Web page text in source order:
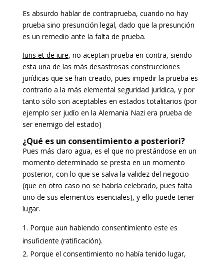
Es absurdo hablar de contraprueba, cuando no hay
prueba sino presunción legal, dado que la presunción
es un remedio ante la falta de prueba.
Iuris et de iure, no aceptan prueba en contra, siendo
esta una de las más desastrosas construcciones
jurídicas que se han creado, pues impedir la prueba es
contrario a la más elemental seguridad jurídica, y por
tanto sólo son aceptables en estados totalitarios (por
ejemplo ser judío en la Alemania Nazi era prueba de
ser enemigo del estado)
¿Qué es un consentimiento a posteriori?
Pues más claro agua, es el que no prestándose en un
momento determinado se presta en un momento
posterior, con lo que se salva la validez del negocio
(que en otro caso no se habría celebrado, pues falta
uno de sus elementos esenciales), y ello puede tener
lugar.
Porque aun habiendo consentimiento este es
insuficiente (ratificación).
Porque el consentimiento no había tenido lugar,